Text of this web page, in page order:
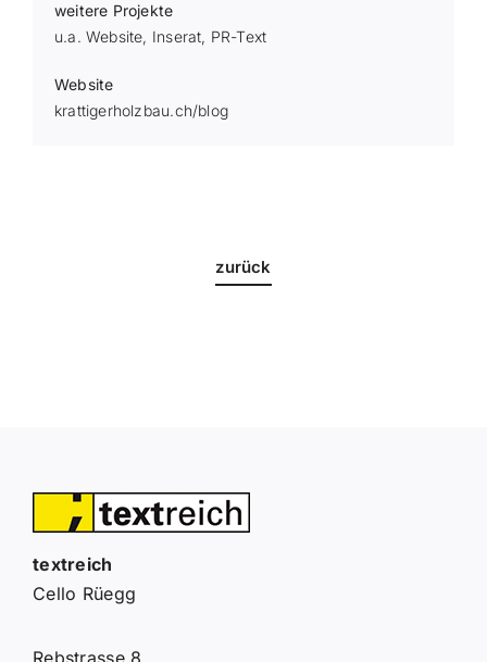
weitere Projekte
u.a. Website, Inserat, PR-Text
Website
krattigerholzbau.ch/blog
zurück
textreich
Cello Rüegg
Rebstrasse 8